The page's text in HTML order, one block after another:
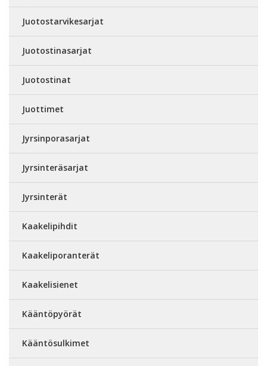
Juotostarvikesarjat
Juotostinasarjat
Juotostinat
Juottimet
Jyrsinporasarjat
Jyrsinteräsarjat
Jyrsinterät
Kaakelipihdit
Kaakeliporanterät
Kaakelisienet
Kääntöpyörät
Kääntösulkimet